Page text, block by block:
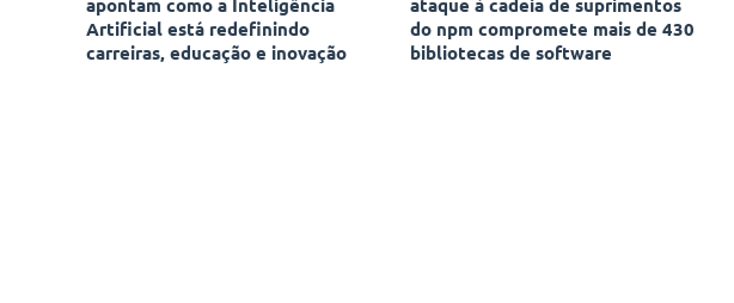
Artificial está redefinindo
carreiras, educação e inovação
do npm compromete mais de 430
bibliotecas de software